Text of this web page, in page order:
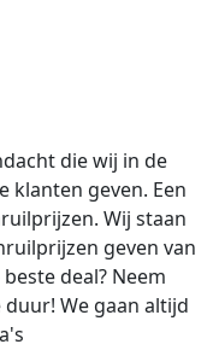
die wij in de
klanten geven. Een
Wij staan
geven van
deal? Neem
We gaan altijd